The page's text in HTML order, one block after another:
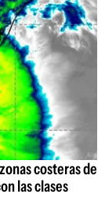
costeras de
las clases